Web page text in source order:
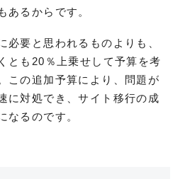
あるからです。
必要と思われるものよりも、
とも20％上乗せして予算を考
この追加予算により、問題が
に対処でき、サイト移行の成
なるのです。